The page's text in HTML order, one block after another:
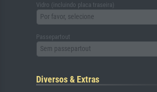
Vidro (incluindo placa traseira)
Por favor, selecione
Passepartout
Sem passepartout
Diversos & Extras